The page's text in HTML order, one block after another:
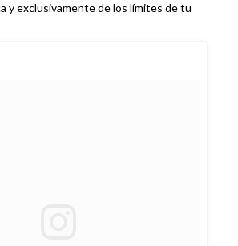
y exclusivamente de los límites de tu